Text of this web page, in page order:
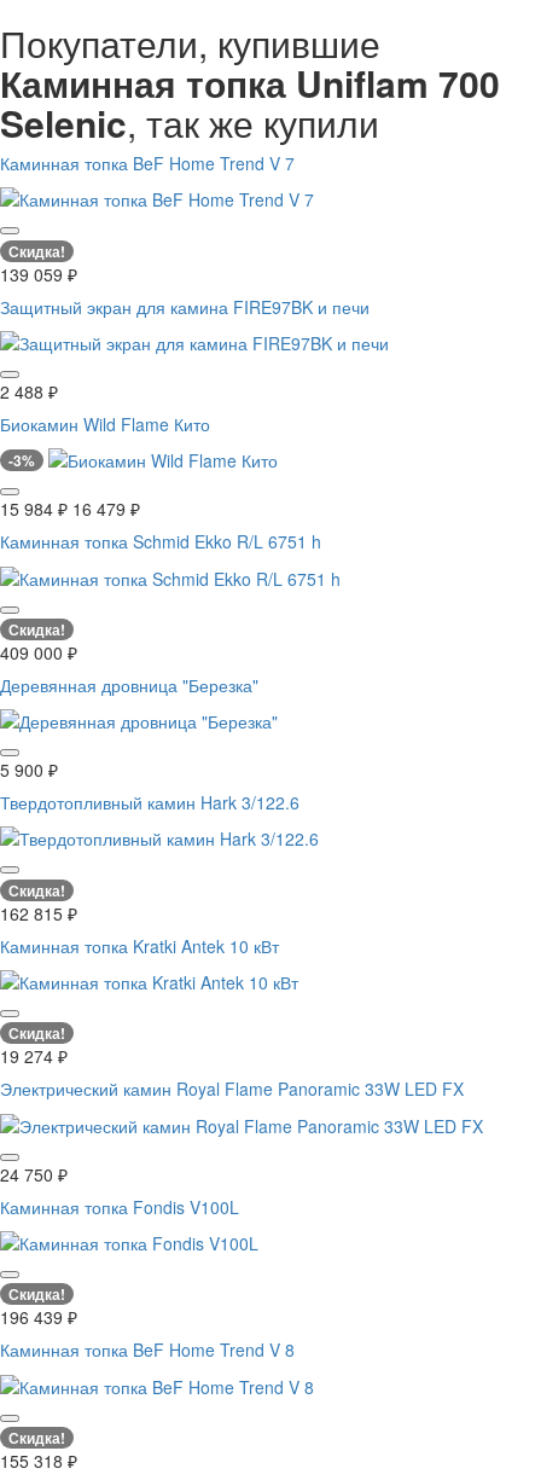
Покупатели, купившие
Каминная топка Uniflam 700
Selenic, так же купили
Каминная топка BeF Home Trend V 7
Скидка!
139 059 ₽
Защитный экран для камина FIRE97BK и печи
2 488 ₽
Биокамин Wild Flame Кито
-3%
15 984 ₽ 16 479 ₽
Каминная топка Schmid Ekko R/L 6751 h
Скидка!
409 000 ₽
Деревянная дровница "Березка"
5 900 ₽
Твердотопливный камин Hark 3/122.6
Скидка!
162 815 ₽
Каминная топка Kratki Antek 10 кВт
Скидка!
19 274 ₽
Электрический камин Royal Flame Panoramic 33W LED FX
24 750 ₽
Каминная топка Fondis V100L
Скидка!
196 439 ₽
Каминная топка BeF Home Trend V 8
Скидка!
155 318 ₽